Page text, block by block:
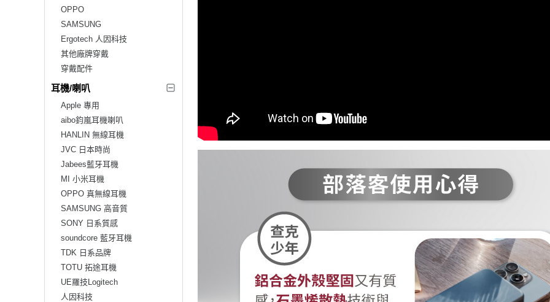
OPPO
SAMSUNG
Ergotech 人因科技
其他廠牌穿戴
穿戴配件
耳機/喇叭
Apple 專用
aibo鈞嵐耳機喇叭
HANLIN 無線耳機
JVC 日本時尚
Jabees藍牙耳機
MI 小米耳機
OPPO 真無線耳機
SAMSUNG 高音質
SONY 日系質感
soundcore 藍牙耳機
TDK 日系品牌
TOTU 拓途耳機
UE羅技Logitech
人因科技